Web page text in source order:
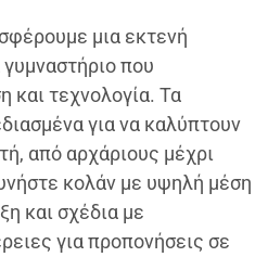
μια εκτενή
που
και τεχνολογία. Τα
για να καλύπτουν
από αρχάριους μέχρι
κολάν με υψηλή μέση
και σχέδια με
για προπονήσεις σε